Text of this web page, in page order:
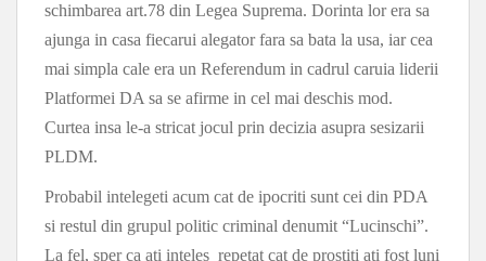
schimbarea art.78 din Legea Suprema. Dorinta lor era sa
ajunga in casa fiecarui alegator fara sa bata la usa, iar cea
mai simpla cale era un Referendum in cadrul caruia liderii
Platformei DA sa se afirme in cel mai deschis mod.
Curtea insa le-a stricat jocul prin decizia asupra sesizarii
PLDM.
Probabil intelegeti acum cat de ipocriti sunt cei din PDA
si restul din grupul politic criminal denumit “Lucinschi”.
La fel, sper ca ati inteles repetat cat de prostiti ati fost luni